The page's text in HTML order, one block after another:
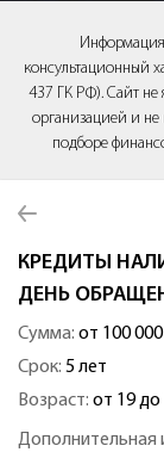
консультационный
437 ГК РФ). Сайт не
организацией и не
подборе
КРЕДИТЫ
ДЕНЬ
Сумма: от 100
Срок: 5 лет
Возраст: от 19 до
Дополнительная